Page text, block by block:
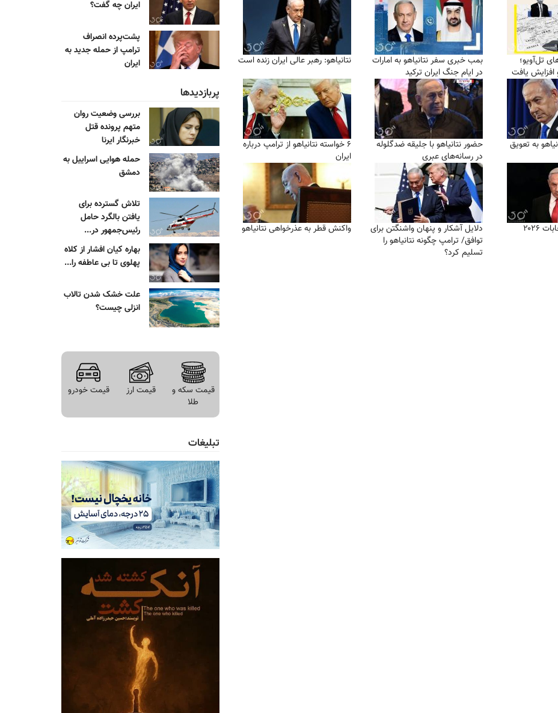
تل‌آویو؛
افزایش یافت
بمب خبری سفر نتانیاهو به امارات
در ایام جنگ ایران ترکید
نتانیاهو: رهبر عالی ایران زنده است
به تعویق
حضور نتانیاهو با جلیقه ضدگلوله
در رسانه‌های عبری
۶ خواسته نتانیاهو از ترامپ درباره
ایران
نتانیاهو نامزد انتخابات ۲۰۲۶
دلایل آشکار و پنهان واشنگتن برای
توافق/ ترامپ چگونه نتانیاهو را
تسلیم کرد؟
واکنش قطر به عذرخواهی نتانیاهو
ایران چه گفت؟
پشت‌پرده انصراف
ترامپ از حمله جدید به
ایران
پربازدیدها
بررسی وضعیت روان
متهم پرونده قتل
خبرنگار ایرنا
حمله هوایی اسراییل به
دمشق
تلاش گسترده برای
یافتن بالگرد حامل
رئیس‌جمهور در...
بهاره کیان افشار از کلاه
پهلوی تا بی عاطفه را...
علت خشک شدن تالاب
انزلی چیست؟
قیمت سکه و
طلا
قیمت ارز قیمت خودرو
تبلیغات